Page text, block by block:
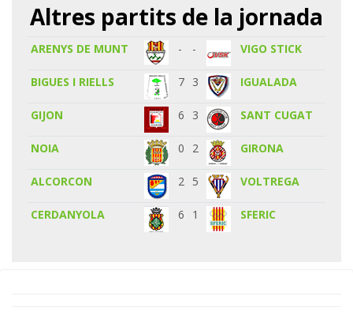
Altres partits de la jornada
ARENYS DE MUNT - - VIGO STICK
BIGUES I RIELLS 7 3 IGUALADA
GIJON 6 3 SANT CUGAT
NOIA 0 2 GIRONA
ALCORCON 2 5 VOLTREGA
CERDANYOLA 6 1 SFERIC